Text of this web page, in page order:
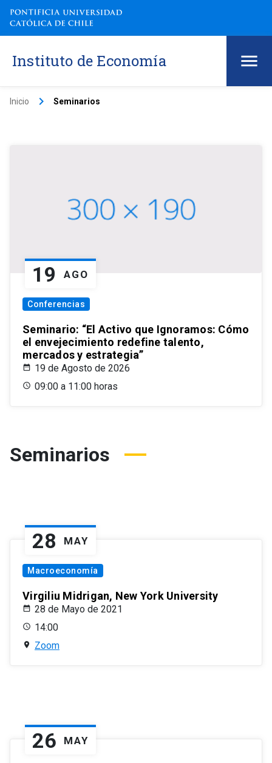
Instituto de Economía
Inicio keyboard_arrow_right Seminarios
19 AGO
Conferencias
Seminario: “El Activo que Ignoramos: Cómo
el envejecimiento redefine talento,
mercados y estrategia”
19 de Agosto de 2026
09:00 a 11:00 horas
Seminarios
28 MAY
Macroeconomía
Virgiliu Midrigan, New York University
28 de Mayo de 2021
14:00
Zoom
26 MAY